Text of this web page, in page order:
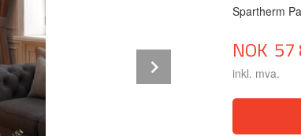
Spartherm
Pris
NOK 57
inkl. mva.